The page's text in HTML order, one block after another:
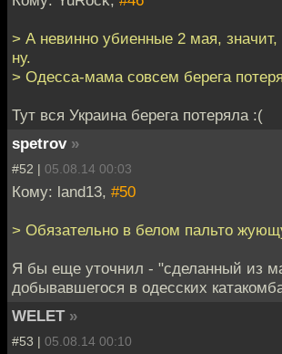
> А невинно убиенные 2 мая,
ну.
> Одесса-мама совсем берега
Тут вся Украина берега потеряла :(
spetrov »
#52 | 05.08.14 00:03
Кому: land13, #50
> Обязательно в белом пальто
Я бы еще уточнил - "сделанный из
добывавшегося в одесских
WELET »
#53 | 05.08.14 00:10